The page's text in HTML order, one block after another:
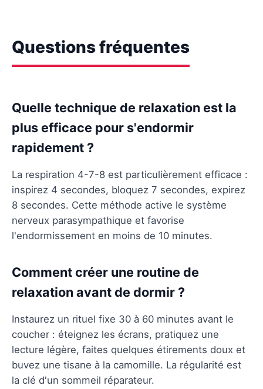
Questions fréquentes
Quelle technique de relaxation est la
plus efficace pour s'endormir
rapidement ?
La respiration 4-7-8 est particulièrement efficace :
inspirez 4 secondes, bloquez 7 secondes, expirez
8 secondes. Cette méthode active le système
nerveux parasympathique et favorise
l'endormissement en moins de 10 minutes.
Comment créer une routine de
relaxation avant de dormir ?
Instaurez un rituel fixe 30 à 60 minutes avant le
coucher : éteignez les écrans, pratiquez une
lecture légère, faites quelques étirements doux et
buvez une tisane à la camomille. La régularité est
la clé d'un sommeil réparateur.